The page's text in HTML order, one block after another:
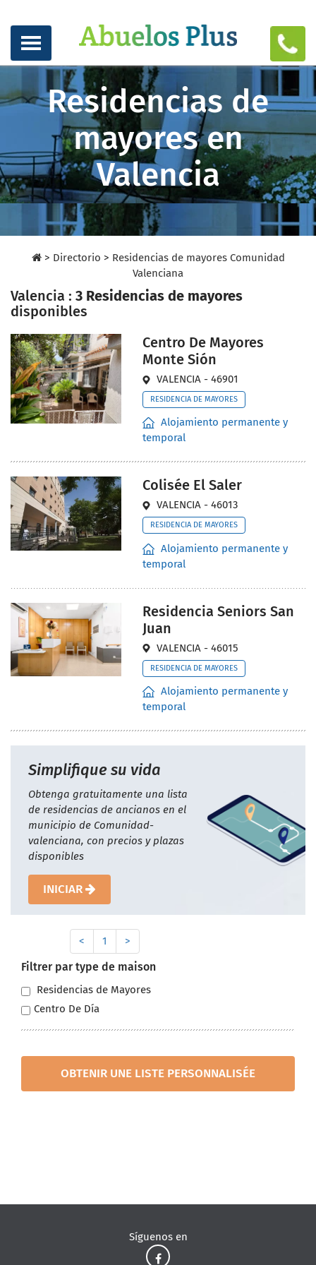
Residencias de
mayores en
Valencia
> Directorio > Residencias de mayores Comunidad
Valenciana
Valencia : 3 Residencias de mayores
disponibles
Centro De Mayores
Monte Sión
VALENCIA - 46901
RESIDENCIA DE MAYORES
Alojamiento permanente y
temporal
Colisée El Saler
VALENCIA - 46013
RESIDENCIA DE MAYORES
Alojamiento permanente y
temporal
Residencia Seniors San
Juan
VALENCIA - 46015
RESIDENCIA DE MAYORES
Alojamiento permanente y
temporal
Simplifique su vida
Obtenga gratuitamente una lista
de residencias de ancianos en el
municipio de Comunidad-
valenciana, con precios y plazas
disponibles
INICIAR
< 1 >
Filtrer par type de maison
Residencias de Mayores
Centro De Día
OBTENIR UNE LISTE PERSONNALISÉE
Síguenos en